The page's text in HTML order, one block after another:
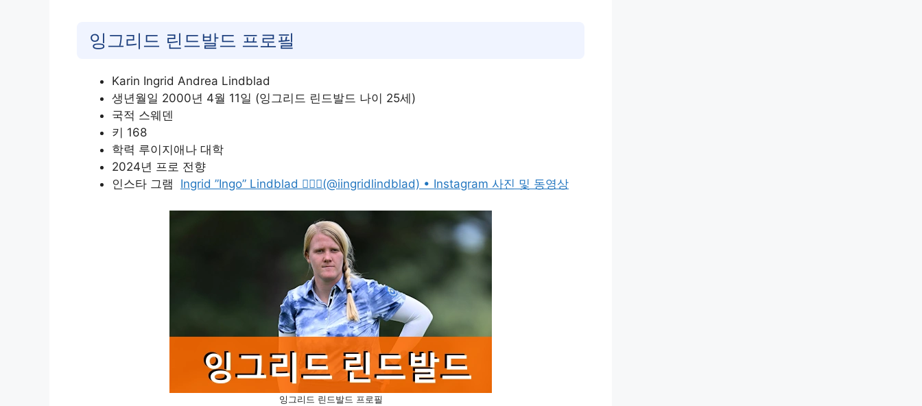
잉그리드 린드발드 프로필
Karin Ingrid Andrea Lindblad
생년월일 2000년 4월 11일 (잉그리드 린드발드 나이 25세)
국적 스웨덴
키 168
학력 루이지애나 대학
2024년 프로 전향
인스타 그램 Ingrid ”Ingo” Lindblad 🏌🏼‍♀️(@iingridlindblad) • Instagram 사진 및 동영상
잉그리드 린드발드 프로필